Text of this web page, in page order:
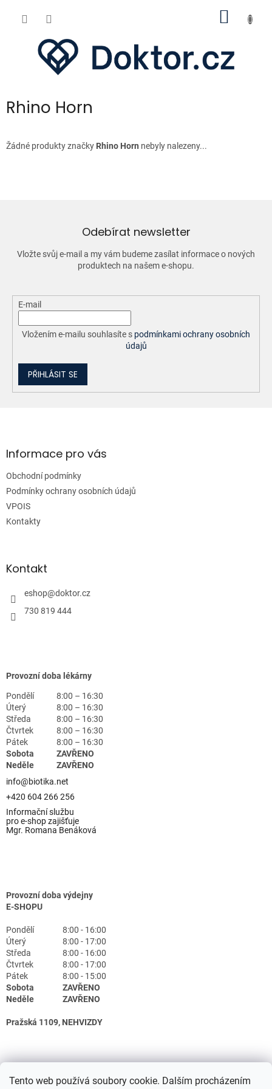
Tento web používá soubory cookie. Dalším procházením
Rhino Horn
Žádné produkty značky Rhino Horn nebyly nalezeny...
Odebírat newsletter
Vložte svůj e-mail a my vám budeme zasílat informace o nových
produktech na našem e-shopu.
E-mail
Vložením e-mailu souhlasíte s podmínkami ochrany osobních
údajů
PŘIHLÁSIT SE
aInformace pro vás
Obchodní podmínky
Podmínky ochrany osobních údajů
VPOIS
Kontakty
Kontakt
eshop@doktor.cz
730 819 444
Provozní doba lékárny
Pondělí
8:00 – 16:30
Úterý
8:00 – 16:30
Středa
8:00 – 16:30
Čtvrtek
8:00 – 16:30
Pátek
8:00 – 16:30
Sobota
ZAVŘENO
Neděle
ZAVŘENO
info@biotika.net
+420 604 266 256
Informační službu
pro e-shop zajišťuje
Mgr. Romana Benáková
Provozní doba výdejny
E-SHOPU
Pondělí
8:00 - 16:00
Úterý
8:00 - 17:00
Středa
8:00 - 16:00
Čtvrtek
8:00 - 17:00
Pátek
8:00 - 15:00
Sobota
ZAVŘENO
Neděle
ZAVŘENO
Pražská 1109, NEHVIZDY